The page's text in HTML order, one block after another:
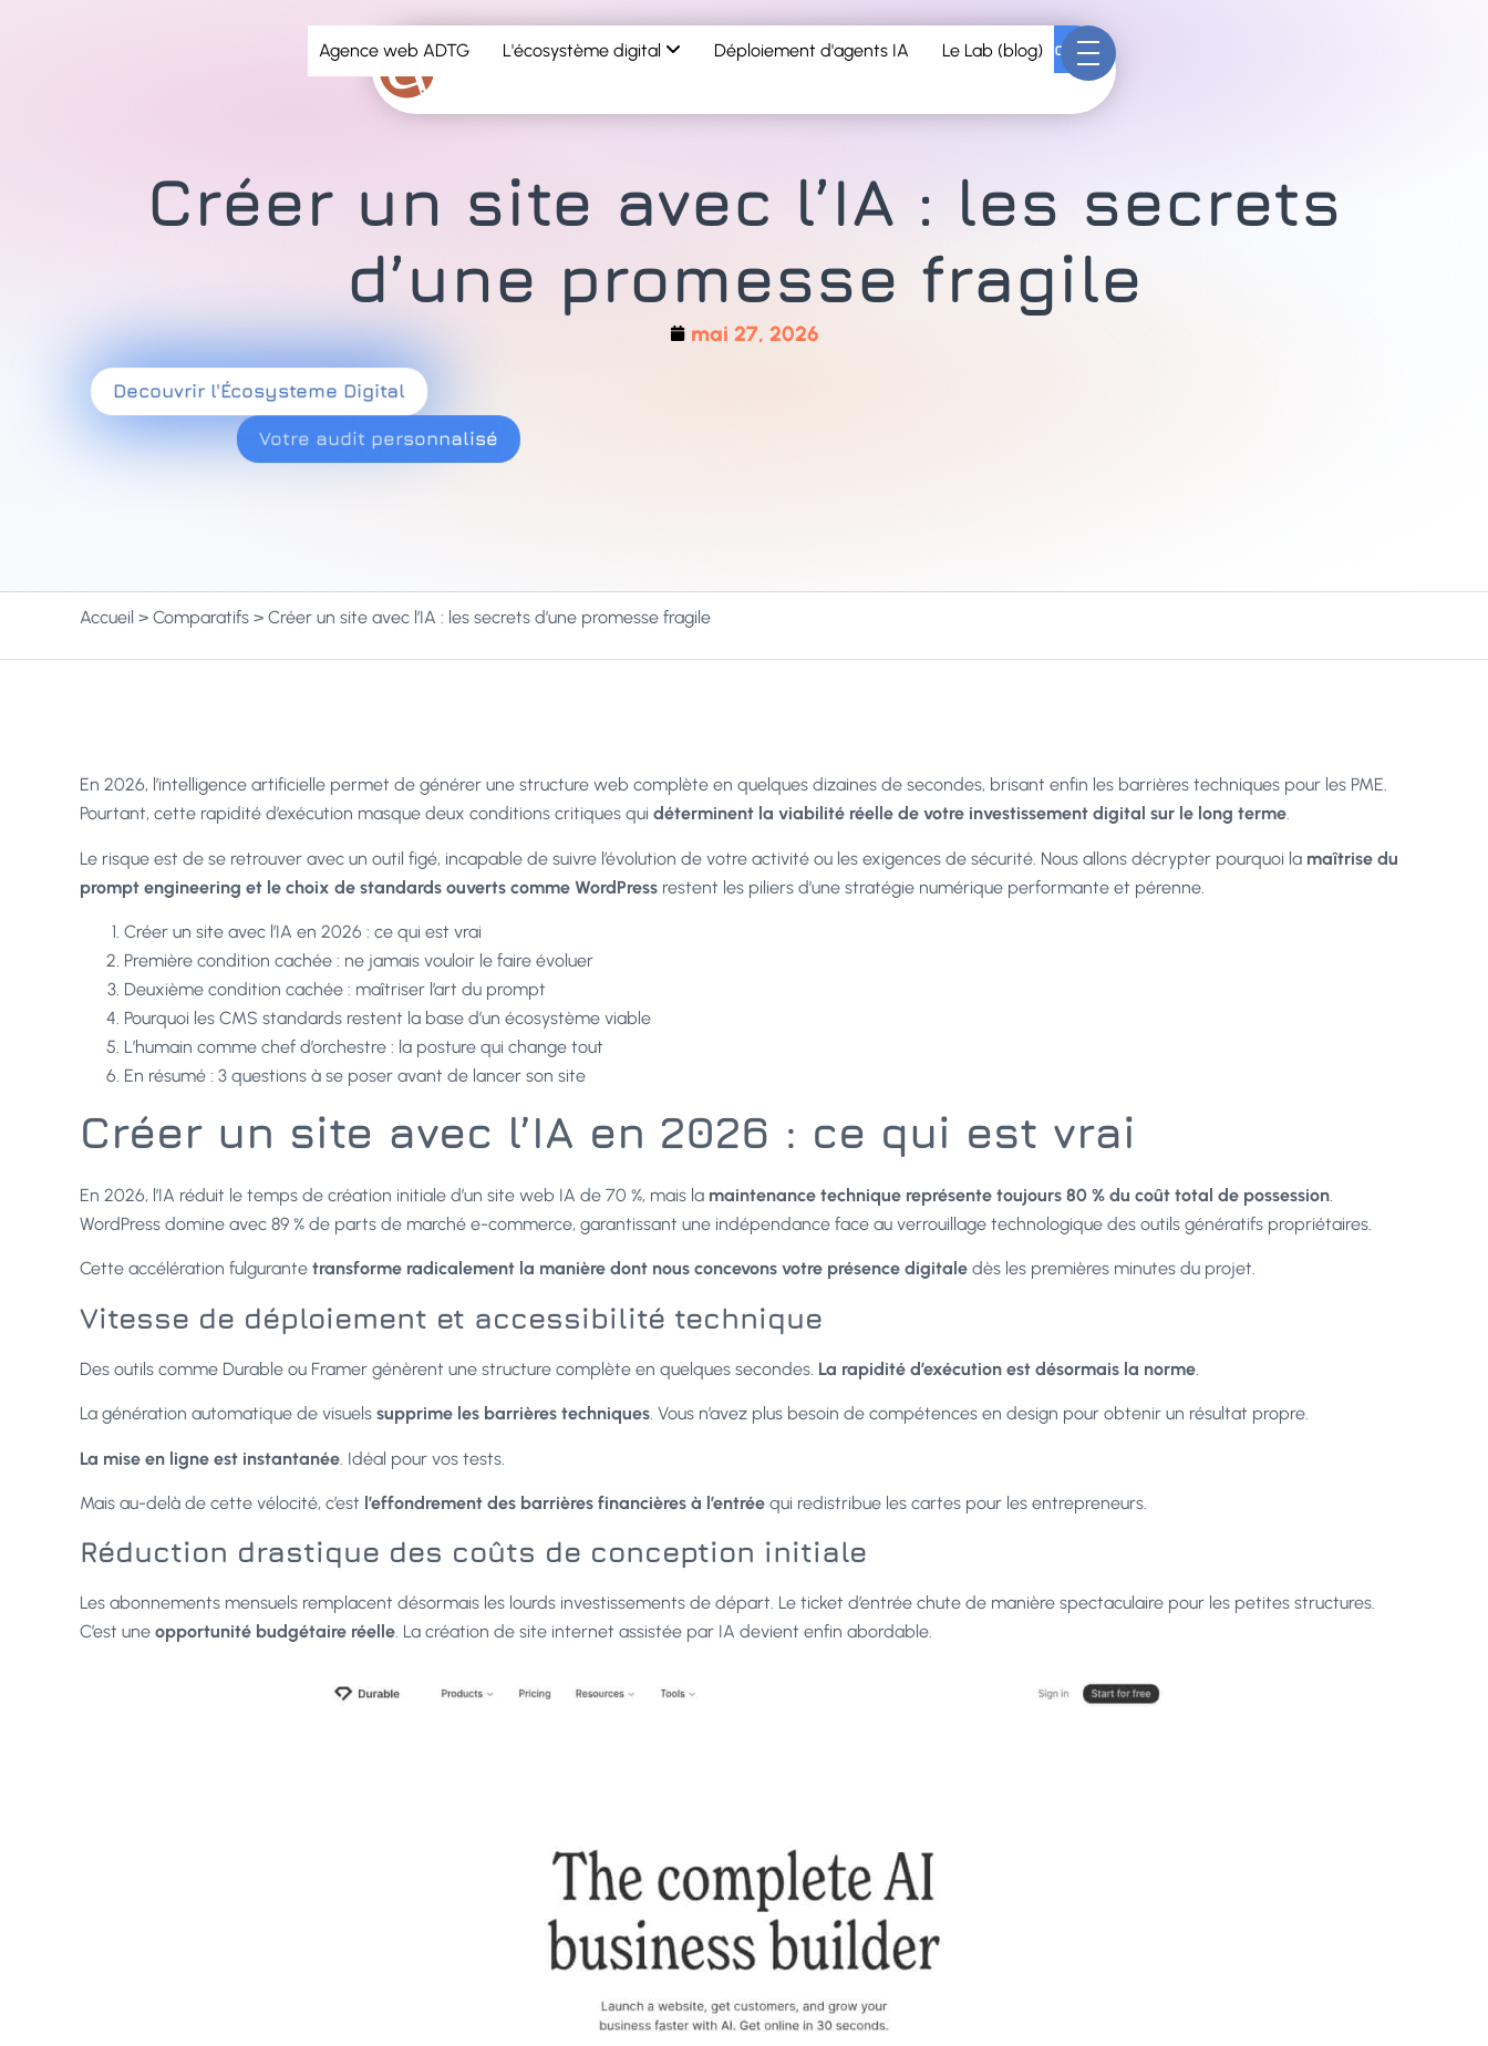
Agence web ADTG
L'écosystème digital Déploiement d'agents IA Le Lab (blog)
Contact
Créer un site avec l’IA : les secrets
d’une promesse fragile
mai 27, 2026
Decouvrir l'Écosysteme Digital
Votre audit personnalisé
Accueil > Comparatifs > Créer un site avec l’IA : les secrets d’une promesse fragile
En 2026, l’intelligence artificielle permet de générer une structure web complète en quelques dizaines de secondes, brisant enfin les barrières techniques pour les PME.
Pourtant, cette rapidité d’exécution masque deux conditions critiques qui déterminent la viabilité réelle de votre investissement digital sur le long terme.
Le risque est de se retrouver avec un outil figé, incapable de suivre l’évolution de votre activité ou les exigences de sécurité. Nous allons décrypter pourquoi la maîtrise du
prompt engineering et le choix de standards ouverts comme WordPress restent les piliers d’une stratégie numérique performante et pérenne.
Créer un site avec l’IA en 2026 : ce qui est vrai
Première condition cachée : ne jamais vouloir le faire évoluer
Deuxième condition cachée : maîtriser l’art du prompt
Pourquoi les CMS standards restent la base d’un écosystème viable
L’humain comme chef d’orchestre : la posture qui change tout
En résumé : 3 questions à se poser avant de lancer son site
Créer un site avec l’IA en 2026 : ce qui est vrai
En 2026, l’IA réduit le temps de création initiale d’un site web IA de 70 %, mais la maintenance technique représente toujours 80 % du coût total de possession.
WordPress domine avec 89 % de parts de marché e-commerce, garantissant une indépendance face au verrouillage technologique des outils génératifs propriétaires.
Cette accélération fulgurante transforme radicalement la manière dont nous concevons votre présence digitale dès les premières minutes du projet.
Vitesse de déploiement et accessibilité technique
Des outils comme Durable ou Framer génèrent une structure complète en quelques secondes. La rapidité d’exécution est désormais la norme.
La génération automatique de visuels supprime les barrières techniques. Vous n’avez plus besoin de compétences en design pour obtenir un résultat propre.
La mise en ligne est instantanée . Idéal pour vos tests.
Mais au-delà de cette vélocité, c’est l’effondrement des barrières financières à l’entrée qui redistribue les cartes pour les entrepreneurs.
Réduction drastique des coûts de conception initiale
Les abonnements mensuels remplacent désormais les lourds investissements de départ. Le ticket d’entrée chute de manière spectaculaire pour les petites structures.
C’est une opportunité budgétaire réelle. La création de site internet assistée par IA devient enfin abordable.